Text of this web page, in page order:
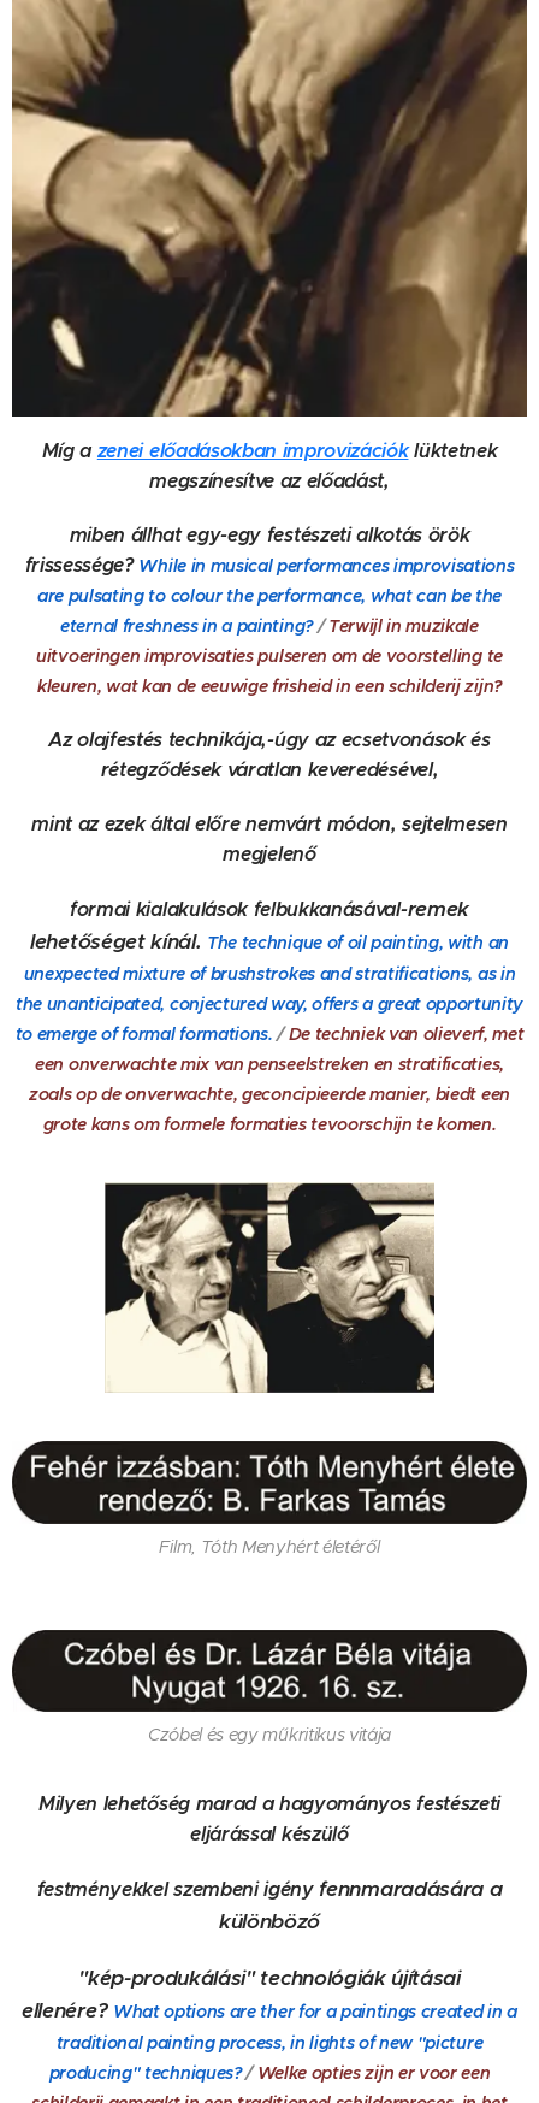
Míg azenei előadásokban improvizációklüktetnek
megszínesítve az előadást,
miben állhat egy-egy festészeti alkotás örök
frissessége? While in musical performances improvisations
are pulsating to colour the performance, what can be the
eternal freshness in a painting?/Terwijl in muzikale
uitvoeringen improvisaties pulseren om de voorstelling te
kleuren, wat kan de eeuwige frisheid in een schilderij zijn?
Az olajfestés technikája,-úgy az ecsetvonások és
rétegződések váratlan keveredésével,
mint az ezek által előre nemvárt módon, sejtelmesen
megjelenő
formai kialakulások felbukkanásával-remek
lehetőséget kínál. The technique of oil painting, with an
unexpected mixture of brushstrokes and stratifications, as in
the unanticipated, conjectured way, offers a great opportunity
to emerge of formal formations./De techniek van olieverf, met
een onverwachte mix van penseelstreken en stratificaties,
zoals op de onverwachte, geconcipieerde manier, biedt een
grote kans om formele formaties tevoorschijn te komen.
Film, Tóth Menyhért életéről
Czóbel és egy műkritikus vitája
Milyen lehetőség marad a hagyományos festészeti
eljárással készülő
festményekkel szembeni igény fennmaradására a
különböző
"kép-produkálási" technológiák újításai
ellenére? What options are ther for a paintings created in a
traditional painting process, in lights of new "picture
producing" techniques?/Welke opties zijn er voor een